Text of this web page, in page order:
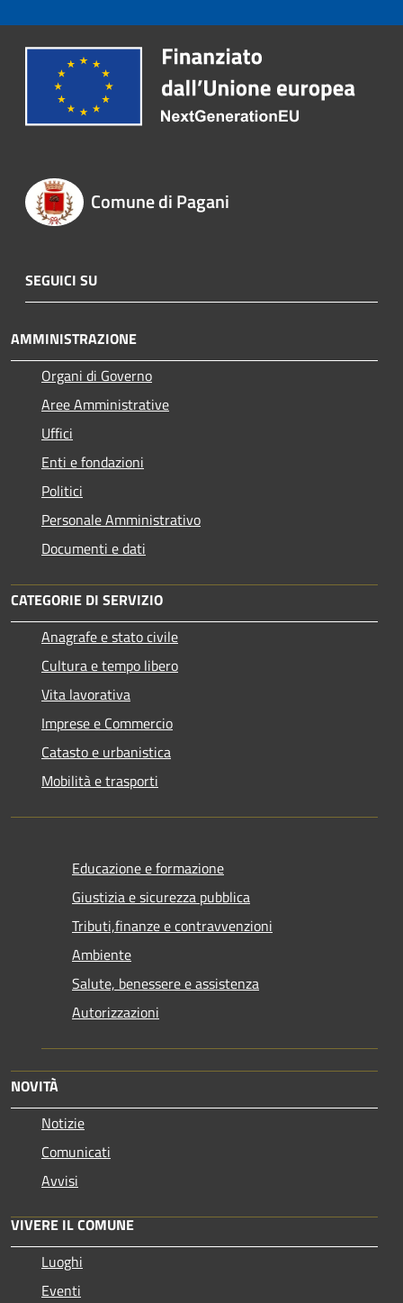
Comune di Pagani
SEGUICI SU
AMMINISTRAZIONE
Organi di Governo
Aree Amministrative
Uffici
Enti e fondazioni
Politici
Personale Amministrativo
Documenti e dati
CATEGORIE DI SERVIZIO
Anagrafe e stato civile
Cultura e tempo libero
Vita lavorativa
Imprese e Commercio
Catasto e urbanistica
Mobilità e trasporti
Educazione e formazione
Giustizia e sicurezza pubblica
Tributi,finanze e contravvenzioni
Ambiente
Salute, benessere e assistenza
Autorizzazioni
NOVITÀ
Notizie
Comunicati
Avvisi
VIVERE IL COMUNE
Luoghi
Eventi